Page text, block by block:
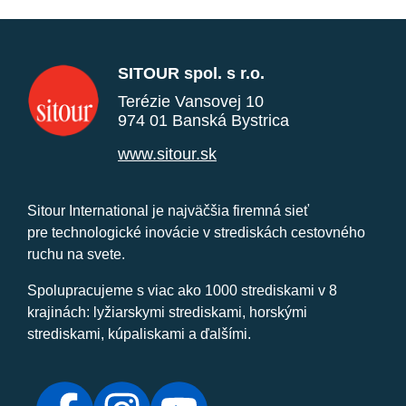
SITOUR spol. s r.o.
Terézie Vansovej 10
974 01 Banská Bystrica
www.sitour.sk
Sitour International je najväčšia firemná sieť
pre technologické inovácie v strediskách cestovného
ruchu na svete.
Spolupracujeme s viac ako 1000 strediskami v 8
krajinách: lyžiarskymi strediskami, horskými
strediskami, kúpaliskami a ďalšími.